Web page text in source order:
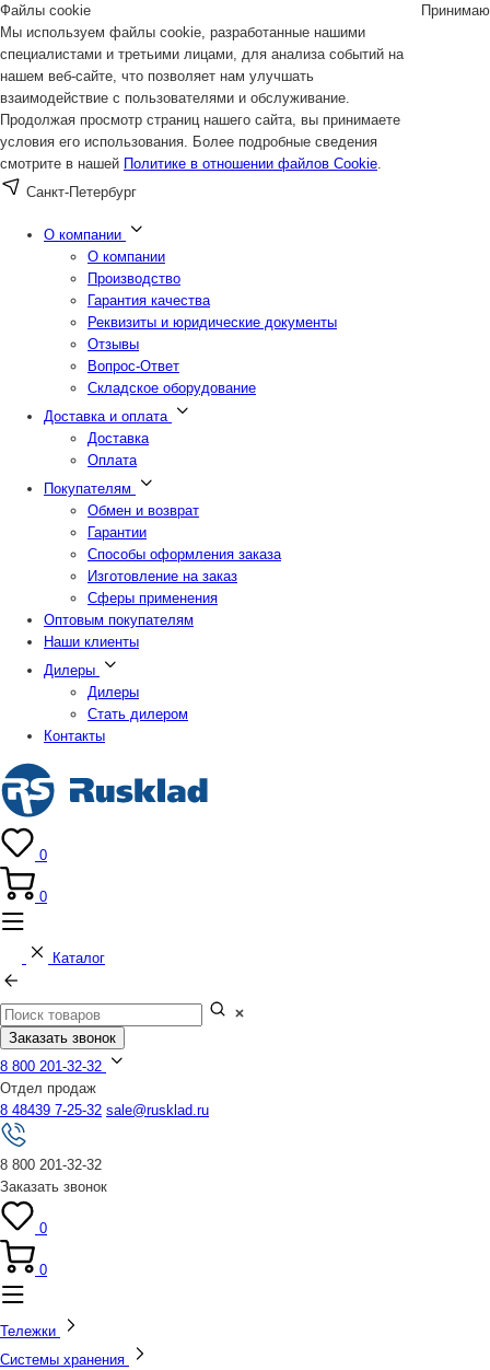
Файлы cookie
Мы используем файлы cookie, разработанные нашими
специалистами и третьими лицами, для анализа событий на
нашем веб-сайте, что позволяет нам улучшать
взаимодействие с пользователями и обслуживание.
Продолжая просмотр страниц нашего сайта, вы принимаете
условия его использования. Более подробные сведения
смотрите в нашей Политике в отношении файлов Cookie.
Принимаю
Санкт-Петербург
О компании
О компании
Производство
Гарантия качества
Реквизиты и юридические документы
Отзывы
Вопрос-Ответ
Складское оборудование
Доставка и оплата
Доставка
Оплата
Покупателям
Обмен и возврат
Гарантии
Способы оформления заказа
Изготовление на заказ
Сферы применения
Оптовым покупателям
Наши клиенты
Дилеры
Дилеры
Стать дилером
Контакты
0
0
Каталог
Заказать звонок
8 800 201-32-32
Отдел продаж
8 48439 7-25-32 sale@rusklad.ru
8 800 201-32-32
Заказать звонок
0
0
Тележки
Системы хранения